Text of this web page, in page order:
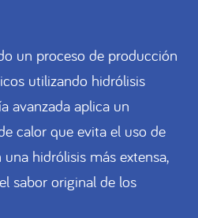
un proceso de producción
utilizando hidrólisis
avanzada aplica un
calor que evita el uso de
hidrólisis más extensa,
sabor original de los